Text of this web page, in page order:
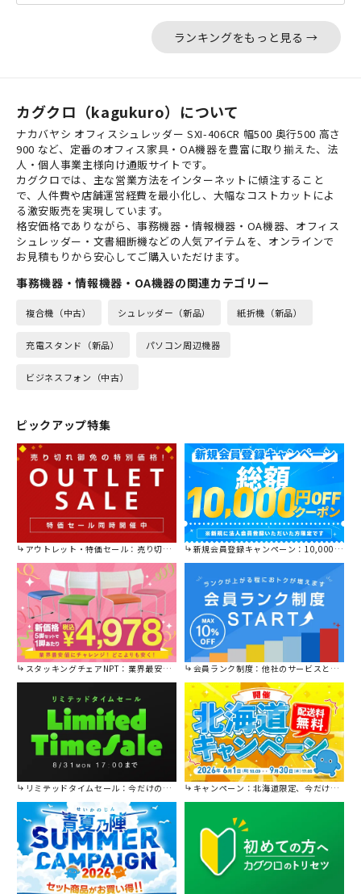
ランキングをもっと見る →
カグクロ（kagukuro）について
ナカバヤシ オフィスシュレッダー SXI-406CR 幅500 奥行500 高さ
900 など、定番のオフィス家具・OA機器を豊富に取り揃えた、法
人・個人事業主様向け通販サイトです。
カグクロでは、主な営業方法をインターネットに傾注すること
で、人件費や店舗運営経費を最小化し、大幅なコストカットによ
る激安販売を実現しています。
格安価格でありながら、事務機器・情報機器・OA機器、オフィス
シュレッダー・文書細断機などの人気アイテムを、オンラインで
お見積もりから安心してご購入いただけます。
事務機器・情報機器・OA機器の関連カテゴリー
複合機（中古） シュレッダー（新品） 紙折機（新品）
充電スタンド（新品） パソコン周辺機器
ビジネスフォン（中古）
ピックアップ特集
アウトレット・特価セール：売り切れ御免の特別価格！ 新規会員登録キャンペーン：10,000円OFFクーポン進呈中！
スタッキングチェアNPT：業界最安値に挑戦！ 会員ランク制度：他社のサービスと比較してください。
リミテッドタイムセール：今だけの限定セール。 キャンペーン：北海道限定、今だけ送料無料！